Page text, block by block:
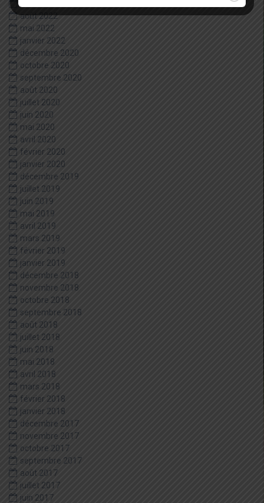
août 2022
mai 2022
janvier 2022
décembre 2020
octobre 2020
septembre 2020
août 2020
juillet 2020
juin 2020
mai 2020
avril 2020
février 2020
janvier 2020
décembre 2019
juillet 2019
juin 2019
mai 2019
avril 2019
mars 2019
février 2019
janvier 2019
décembre 2018
novembre 2018
octobre 2018
septembre 2018
août 2018
juillet 2018
juin 2018
mai 2018
avril 2018
mars 2018
février 2018
janvier 2018
décembre 2017
novembre 2017
octobre 2017
septembre 2017
août 2017
juillet 2017
juin 2017